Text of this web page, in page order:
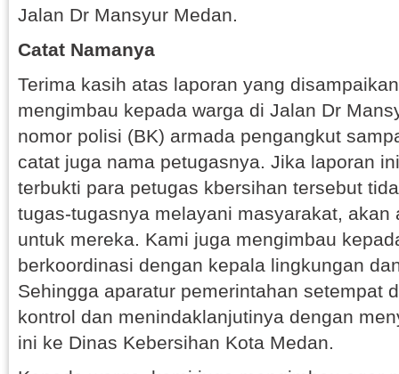
Jalan Dr Mansyur Medan.
Catat Namanya
Terima kasih atas laporan yang
mengimbau kepada warga di Jalan Dr
nomor polisi (BK) armada pengangkut
catat juga nama petugasnya. Jika laporan
terbukti para petugas kbersihan tersebut
tugas-tugasnya melayani masyarakat, akan
untuk mereka. Kami juga mengimbau
berkoordinasi dengan kepala lingkungan
Sehingga aparatur pemerintahan setempat
kontrol dan menindaklanjutinya dengan
ini ke Dinas Kebersihan Kota Medan.